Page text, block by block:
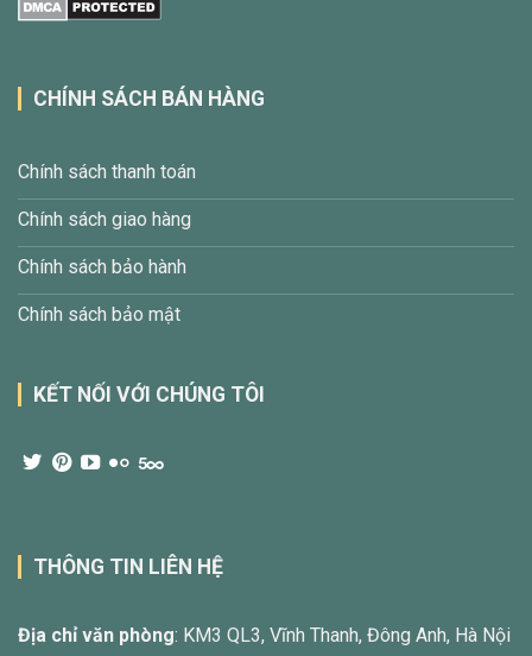
CHÍNH SÁCH BÁN HÀNG
Chính sách thanh toán
Chính sách giao hàng
Chính sách bảo hành
Chính sách bảo mật
KẾT NỐI VỚI CHÚNG TÔI
THÔNG TIN LIÊN HỆ
Địa chỉ văn phòng: KM3 QL3, Vĩnh Thanh, Đông Anh, Hà Nội